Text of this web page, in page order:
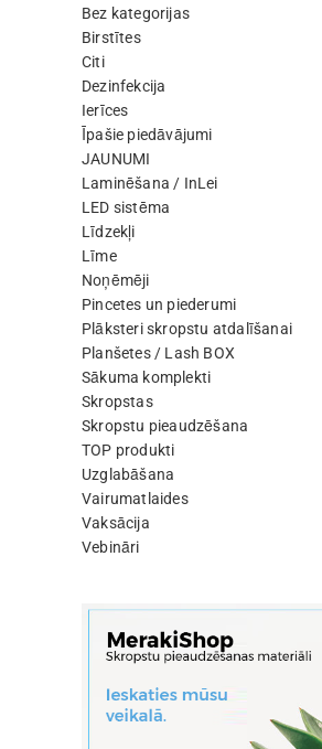
Bez kategorijas
Birstītes
Citi
Dezinfekcija
Ierīces
Īpašie piedāvājumi
JAUNUMI
Laminēšana / InLei
LED sistēma
Līdzekļi
Līme
Noņēmēji
Pincetes un piederumi
Plāksteri skropstu atdalīšanai
Planšetes / Lash BOX
Sākuma komplekti
Skropstas
Skropstu pieaudzēšana
TOP produkti
Uzglabāšana
Vairumatlaides
Vaksācija
Vebināri